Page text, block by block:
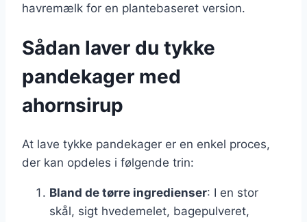
havremælk for en plantebaseret version.
Sådan laver du tykke
pandekager med
ahornsirup
At lave tykke pandekager er en enkel proces,
der kan opdeles i følgende trin:
Bland de tørre ingredienser: I en stor
skål, sigt hvedemelet, bagepulveret,